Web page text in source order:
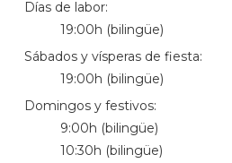
Días de labor:
19:00h (bilingüe)
Sábados y vísperas de fiesta:
19:00h (bilingüe)
Domingos y festivos:
9:00h (bilingüe)
10:30h (bilingüe)